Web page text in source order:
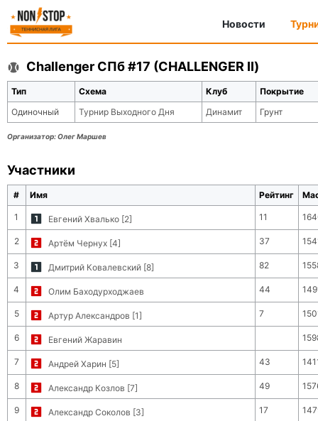
Новости
Challenger СПб #17 (CHALLENGER II)
Тип Схема Клуб
Покрытие
Одиночный
Турнир Выходного Дня Динамит Грунт
Организатор:Олег Маршев
Участники
# Имя Рейтинг
1 Евгений Хвалько [2] 11
2 Артём Чернух [4] 37
3 Дмитрий Ковалевский [8] 82
4 Олим Баходурходжаев 44
5 Артур Александров [1] 7
6 Евгений Жаравин
7 Андрей Харин [5] 43
8 Александр Козлов [7] 49
9 Александр Соколов [3] 17